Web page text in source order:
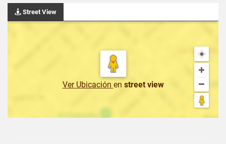
Street View
Ver Ubicación en street view